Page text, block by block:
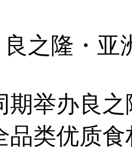
之隆・亚
期举办良
品类优质